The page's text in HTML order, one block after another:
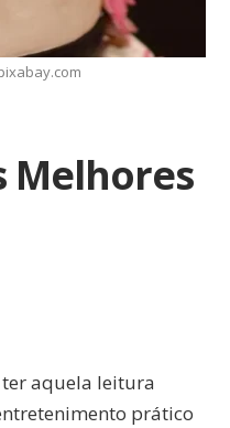
Melhores
aquela leitura
prático